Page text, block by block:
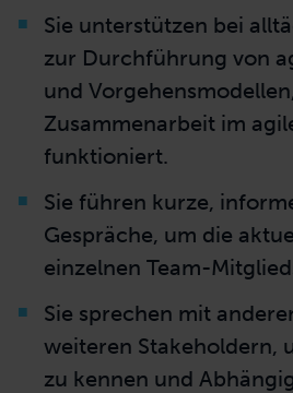
Sie unterstützen bei
zur Durchführung von
und
Zusammenarbeit im
funktioniert.
Sie führen kurze,
Gespräche, um die
einzelnen Team-
Sie sprechen mit
weiteren Stakeholdern,
zu kennen und